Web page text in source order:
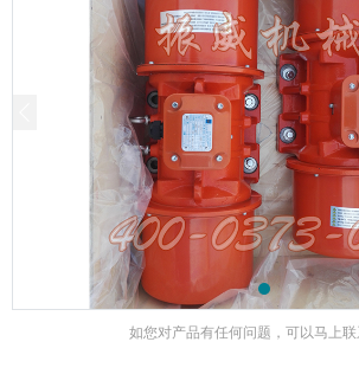
如您对产品有任何问题，可以马上联